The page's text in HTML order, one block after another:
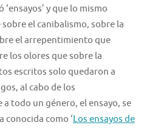
y que lo mismo
el canibalismo, sobre la
el arrepentimiento que
los olores que sobre la
escritos solo quedaron a
al cabo de los
a todo un género, el ensayo, se
conocida como ‘Los ensayos de